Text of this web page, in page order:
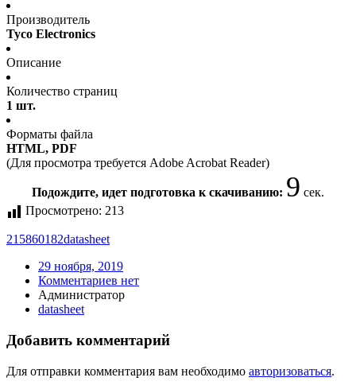
Производитель
Tyco Electronics
Описание
Количество страниц
1 шт.
Форматы файла
HTML, PDF
(Для просмотра требуется Adobe Acrobat Reader)
Подождите, идет подготовка к скачиванию: 9 сек.
Просмотрено: 213
215860182datasheet
29 ноября, 2019
Комментариев нет
Администратор
datasheet
Добавить комментарий
Для отправки комментария вам необходимо авторизоваться.